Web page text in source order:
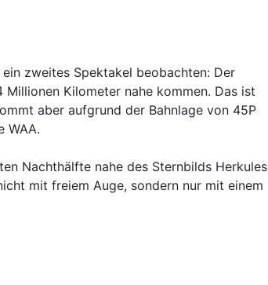
zweites Spektakel beobachten: Der
Kilometer nahe kommen. Das ist
aber aufgrund der Bahnlage von 45P
WAA.
Nachthälfte nahe des Sternbilds Herkules
mit freiem Auge, sondern nur mit einem